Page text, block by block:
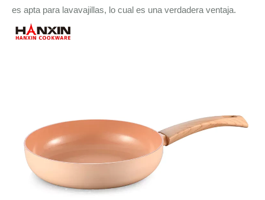
es apta para lavavajillas, lo cual es una verdadera ventaja.